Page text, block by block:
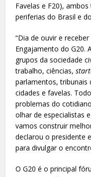
Favelas e F20),
periferias do Brasil e
“Dia de ouvir e
Engajamento do G20.
grupos da sociedade
trabalho, ciências,
parlamentos, tribunais
cidades e favelas.
problemas do
olhar de especialistas
vamos construir
declarou o presidente
para divulgar o
O G20 é o principal